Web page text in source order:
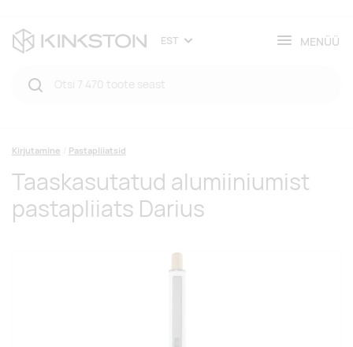
EST MENÜÜ
Kirjutamine Pastapliiatsid
Taaskasutatud alumiiniumist
pastapliiats Darius